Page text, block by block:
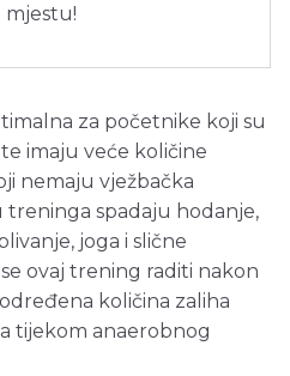
mjestu!
za početnike koji su
imaju veće količine
nemaju vježbačka
spadaju hodanje,
joga i slične
ovaj trening raditi nakon
količina zaliha
tijekom anaerobnog